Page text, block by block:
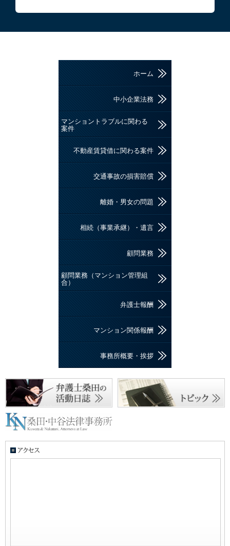
ホーム
中小企業法務
マンショントラブルに関わる
案件
不動産賃貸借に関わる案件
交通事故の損害賠償
離婚・男女の問題
相続（事業承継）・遺言
顧問業務
顧問業務（マンション管理組
合）
弁護士報酬
マンション関係報酬
事務所概要・挨拶